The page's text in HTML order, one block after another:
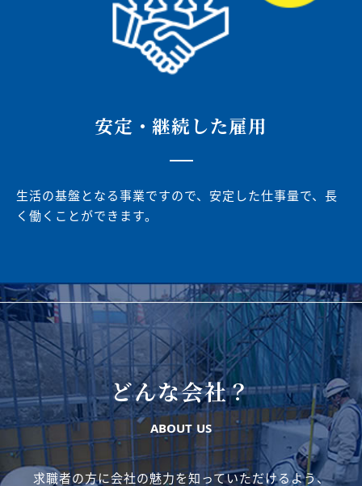
安定・継続した雇用
生活の基盤となる事業ですので、安定した仕事量で、長
く働くことができます。
どんな会社？
ABOUT US
求職者の方に会社の魅力を知っていただけるよう、